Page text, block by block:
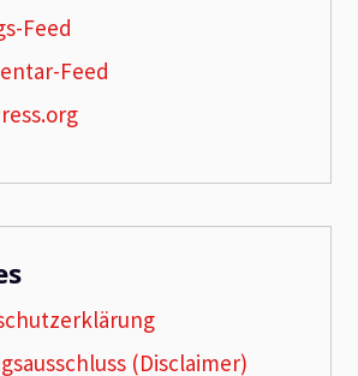
Feed
Feed
(Disclaimer)